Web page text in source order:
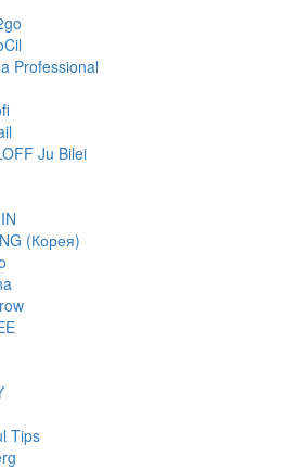
Professional
Ju Bilei
(Корея)
Tips